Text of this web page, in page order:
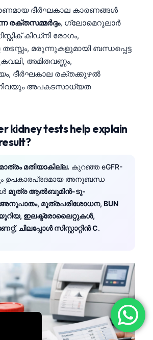
ദീർഘകാല കാരണങ്ങൾ
രക്തസമ്മർദ്ദം, ഗ്ലോമെറുലാർ
കിഡ്നി രോഗം,
മരുന്നുകളുമായി ബന്ധപ്പെട്ട
അമിതവണ്ണം,
ദീർഘകാല രക്തക്കുഴൽ
അപകടസാധ്യത
kidney tests help explain
മാത്രം മതിയാകില്ല. കുറഞ്ഞ eGFR-
ഉപകാരപ്രദമായ അനുബന്ധ
മൂത്ര ആൽബുമിൻ-ടു-
അനുപാതം, മൂത്രപരിശോധന, BUN
ഇലക്ട്രോലൈറ്റുകൾ,
ചിലപ്പോൾ സിസ്റ്റാറ്റിൻ C.